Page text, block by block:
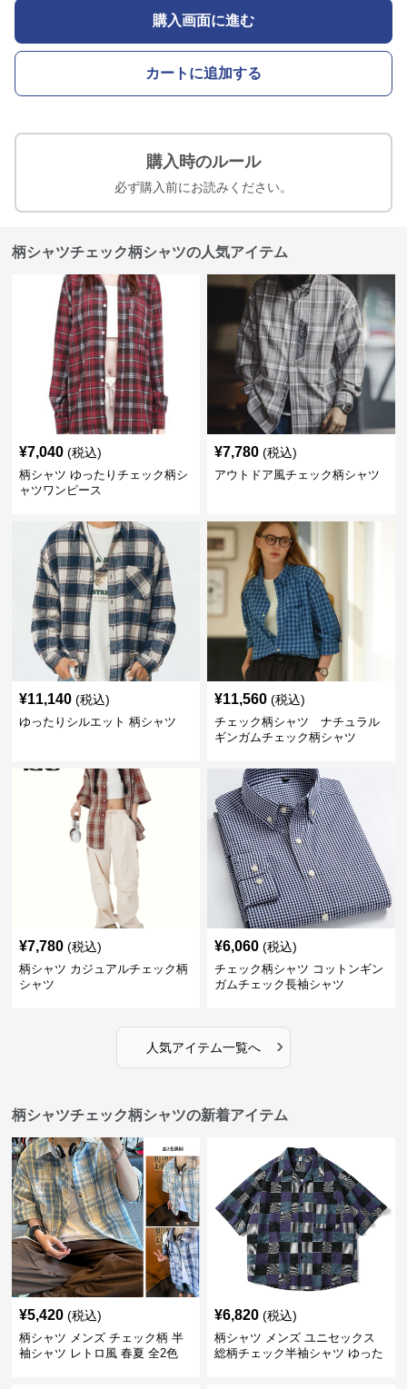
購入画面に進む
カートに追加する
購入時のルール
必ず購入前にお読みください。
柄シャツチェック柄シャツの人気アイテム
¥7,040 (税込)
柄シャツ ゆったりチェック柄シ
ャツワンピース
¥7,780 (税込)
アウトドア風チェック柄シャツ
¥11,140 (税込)
ゆったりシルエット 柄シャツ
¥11,560 (税込)
チェック柄シャツ ナチュラル
ギンガムチェック柄シャツ
¥7,780 (税込)
柄シャツ カジュアルチェック柄
シャツ
¥6,060 (税込)
チェック柄シャツ コットンギン
ガムチェック長袖シャツ
人気アイテム一覧へ ›
柄シャツチェック柄シャツの新着アイテム
¥5,420 (税込)
柄シャツ メンズ チェック柄 半
袖シャツ レトロ風 春夏 全2色
¥6,820 (税込)
柄シャツ メンズ ユニセックス
総柄チェック半袖シャツ ゆった